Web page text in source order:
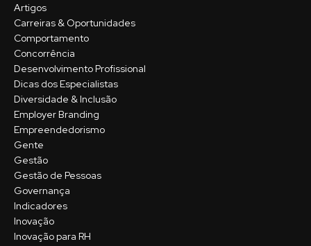
Artigos
Carreiras & Oportunidades
Comportamento
Concorrência
Desenvolvimento Profissional
Dicas dos Especialistas
Diversidade & Inclusão
Employer Branding
Empreendedorismo
Gente
Gestão
Gestão de Pessoas
Governança
Indicadores
Inovação
Inovação para RH